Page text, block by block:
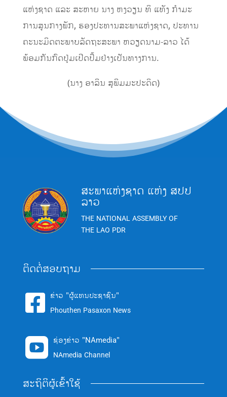
ແຫ່ງຊາດ ແລະ ສະຫາຍ ນາງ ຫງວຽນ ທິ ແທັງ ກໍາມະ
ການສູນກາງພັກ, ຮອງປະທານສະພາແຫ່ງຊາດ, ປະທານ
ຄະນະມິດຕະພາບລັດຖະສະພາ ຫວຽດນາມ-ລາວ ໄດ້
ພ້ອມກັນກົດປຸ່ມເປີດປຶ້ມຢ່າງເປັນທາງການ.
(ນາງ ອາລິນ ສຸພິມມະປະດິດ)
ສະພາແຫ່ງຊາດ ແຫ່ງ ສປປ
ລາວ
THE NATIONAL ASSEMBLY OF
THE LAO PDR
ຕິດຕໍ່ສອບຖາມ
 ຂ່າວ "ຜູ້ແທນປະຊາຊົນ"
Phouthen Pasaxon News
 ຊ່ອງຂ່າວ "NAmedia"
NAmedia Channel
ສະຖິຕິຜູ້ເຂົ້າໃຊ້